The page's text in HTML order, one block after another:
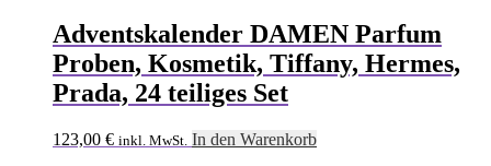
Adventskalender DAMEN Parfum
Proben, Kosmetik, Tiffany, Hermes,
Prada, 24 teiliges Set
123,00 € inkl. MwSt. In den Warenkorb